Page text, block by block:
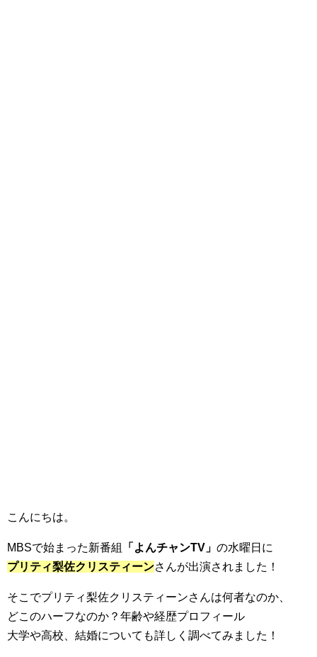
こんにちは。
MBSで始まった新番組 「よんチャンTV」 の水曜日に
プリティ梨佐クリスティーンさんが出演されました！
そこでプリティ梨佐クリスティーンさんは何者なのか、
どこのハーフなのか？年齢や経歴プロフィール
大学や高校、結婚についても詳しく調べてみました！